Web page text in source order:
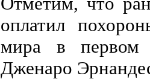
оплатил
мира в первом
Дженаро